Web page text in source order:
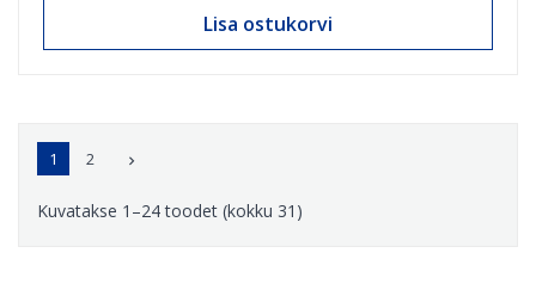
Lisa ostukorvi
1 2 
Kuvatakse 1–24 toodet (kokku 31)